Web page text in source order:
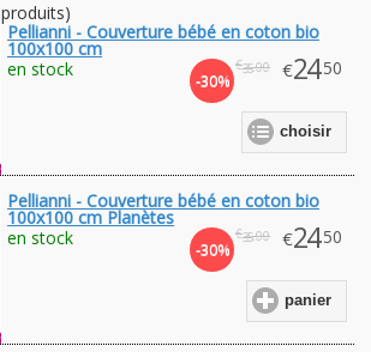
produits)
Pellianni - Couverture bébé en coton bio
100x100 cm
-30%
€35.00 €24.50
en stock
choisir
Pellianni - Couverture bébé en coton bio
100x100 cm Planètes
-30%
€35.00 €24.50
en stock
panier